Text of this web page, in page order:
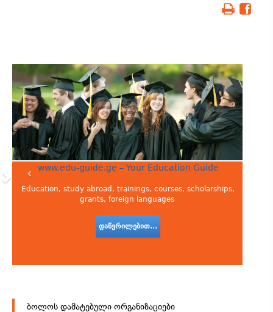
www.edu-guide.ge – Your Education Guide
Education, study abroad, trainings, courses, scholarships,
grants, foreign languages
დაწვრილებით...
ბოლოს დამატებული ორგანიზაციები